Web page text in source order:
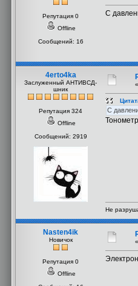
Репутация 0
Offline
Сообщений: 16
С
4erto4ka
Заслуженный АНТИВСД-
шник
Репутация 324
Offline
Сообщений: 2919
«
С
Не
Nasten4ik
Новичок
Репутация 0
Offline
«